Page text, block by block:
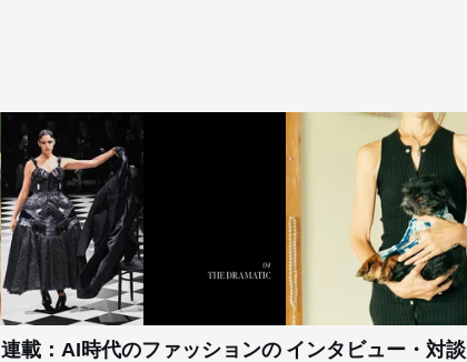
連載：AI時代のファッションの インタビュー・対談